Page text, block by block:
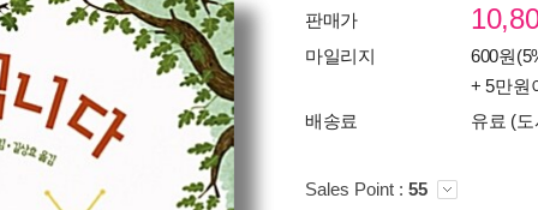
판매가
마일리지
600원
+ 5만원
배송료
유료 (
Sales Point : 55